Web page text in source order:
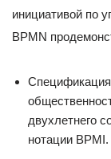
инициативой по
BPMN
двухлетнего
нотации BPMI.